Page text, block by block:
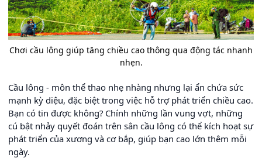
Chơi cầu lông giúp tăng chiều cao thông qua động tác nhanh
nhẹn.
Cầu lông - môn thể thao nhẹ nhàng nhưng lại ẩn chứa sức
mạnh kỳ diệu, đặc biệt trong việc hỗ trợ phát triển chiều cao.
Bạn có tin được không? Chính những lần vung vợt, những
cú bật nhảy quyết đoán trên sân cầu lông có thể kích hoạt sự
phát triển của xương và cơ bắp, giúp bạn cao lớn thêm mỗi
ngày.